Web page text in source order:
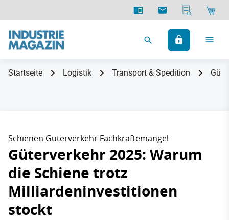
Startseite Logistik Transport & Spedition
Schienen Güterverkehr Fachkräftemangel
Güterverkehr 2025: Warum
die Schiene trotz
Milliardeninvestitionen
stockt